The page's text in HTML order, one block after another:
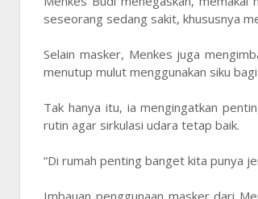
seseorang sedang sakit, khususnya
Selain masker, Menkes juga
menutup mulut menggunakan siku
Tak hanya itu, ia mengingatkan
rutin agar sirkulasi udara tetap baik.
“Di rumah penting banget kita punya
Imbauan penggunaan masker dari